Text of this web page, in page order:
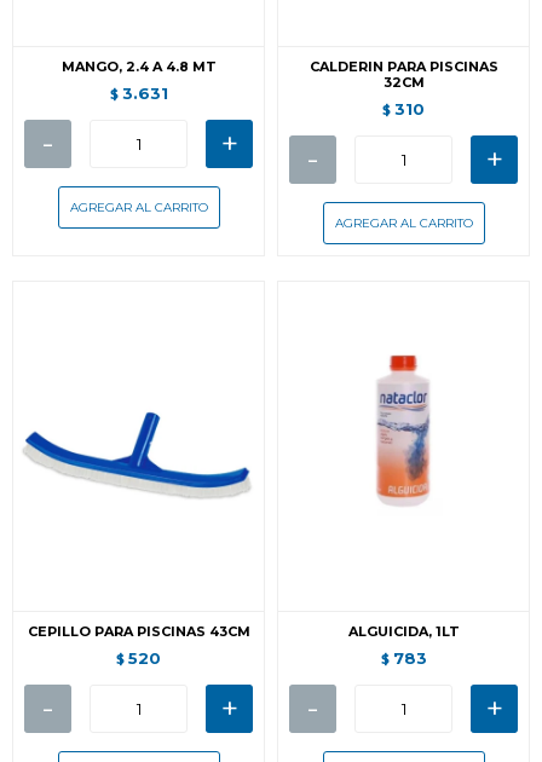
MANGO, 2.4 A 4.8 MT
$ 3.631
- +
CALDERIN PARA PISCINAS
32CM
$ 310
- +
CEPILLO PARA PISCINAS 43CM
$ 520
- +
ALGUICIDA, 1LT
$ 783
- +